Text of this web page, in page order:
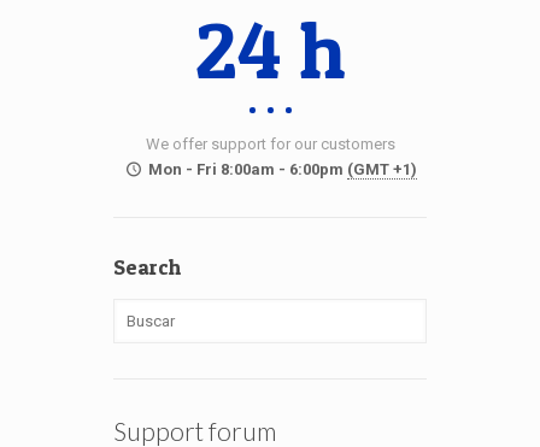
24 h
We offer support for our customers
Mon - Fri 8:00am - 6:00pm (GMT +1)
Search
Support forum